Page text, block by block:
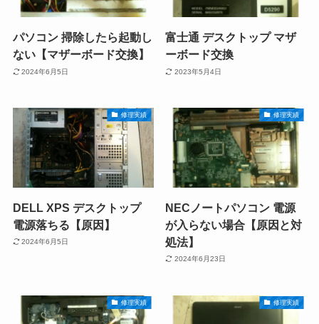
パソコン 掃除したら起動し
ない【マザーボード交換】
2024年6月5日
富士通 デスクトップ マザ
ーボード交換
2023年5月4日
修理実績
DELL XPS デスクトップ
電源落ちる【原因】
2024年6月5日
修理実績
NECノートパソコン 電源
が入らない場合【原因と対
処法】
2024年6月23日
修理実績 修理実績